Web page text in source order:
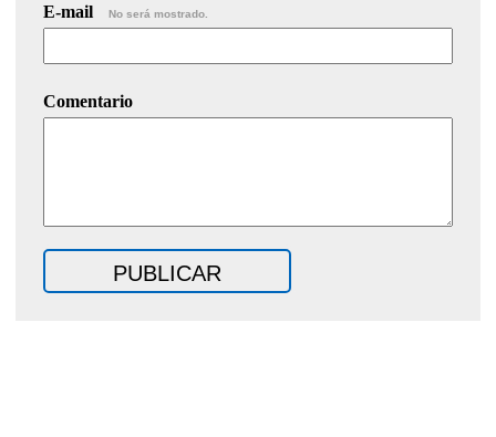
E-mail No será mostrado.
Comentario